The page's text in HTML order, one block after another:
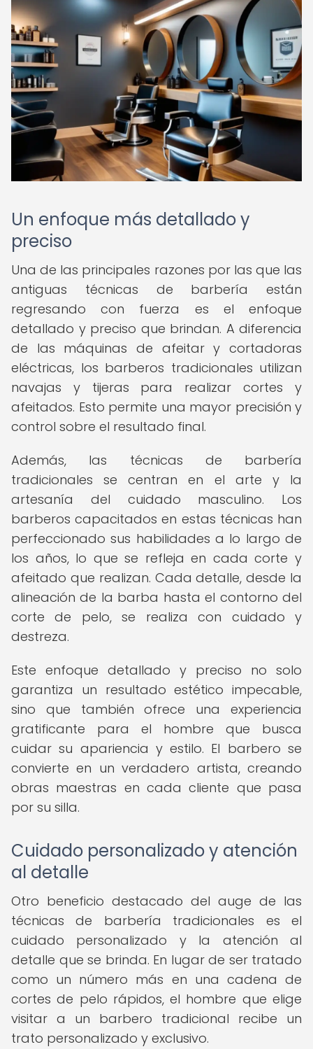
Un enfoque más detallado y
preciso
Una de las principales razones por las que las
antiguas técnicas de barbería están
regresando con fuerza es el enfoque
detallado y preciso que brindan. A diferencia
de las máquinas de afeitar y cortadoras
eléctricas, los barberos tradicionales utilizan
navajas y tijeras para realizar cortes y
afeitados. Esto permite una mayor precisión y
control sobre el resultado final.
Además, las técnicas de barbería
tradicionales se centran en el arte y la
artesanía del cuidado masculino. Los
barberos capacitados en estas técnicas han
perfeccionado sus habilidades a lo largo de
los años, lo que se refleja en cada corte y
afeitado que realizan. Cada detalle, desde la
alineación de la barba hasta el contorno del
corte de pelo, se realiza con cuidado y
destreza.
Este enfoque detallado y preciso no solo
garantiza un resultado estético impecable,
sino que también ofrece una experiencia
gratificante para el hombre que busca
cuidar su apariencia y estilo. El barbero se
convierte en un verdadero artista, creando
obras maestras en cada cliente que pasa
por su silla.
Cuidado personalizado y atención
al detalle
Otro beneficio destacado del auge de las
técnicas de barbería tradicionales es el
cuidado personalizado y la atención al
detalle que se brinda. En lugar de ser tratado
como un número más en una cadena de
cortes de pelo rápidos, el hombre que elige
visitar a un barbero tradicional recibe un
trato personalizado y exclusivo.